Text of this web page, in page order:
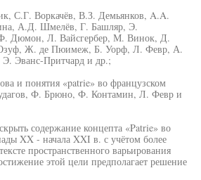
С.Г. Воркачёв, В.З. Демьянков, A.A.
А.Д. Шмелёв, Г. Башляр, Э.
Дюмон, Л. Вайсгербер, М. Винок, Д.
Ж. де Пюимеж, Б. Уорф, Л. Февр, А.
Эванс-Притчард и др.;
и понятия «patrie» во французском
Ф. Брюно, Ф. Контамин, Л. Февр и
содержание концепта «Patrie» во
XX - начала XXI в. с учётом более
пространственного варьирования
этой цели предполагает решение